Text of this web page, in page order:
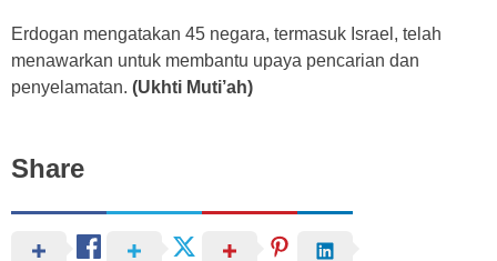
Erdogan mengatakan 45 negara, termasuk Israel, telah
menawarkan untuk membantu upaya pencarian dan
penyelamatan. (Ukhti Muti’ah)
Share